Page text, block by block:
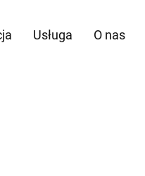
Usługa O nas